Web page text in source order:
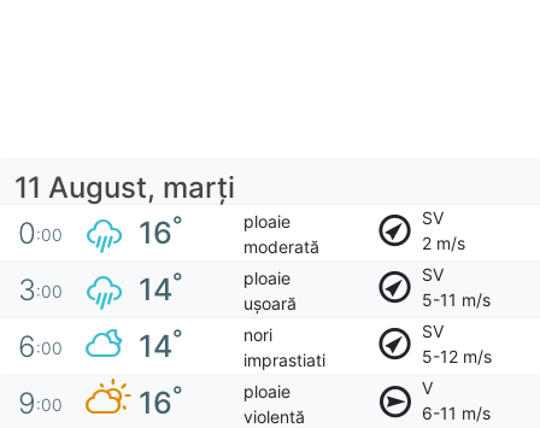
11 August, marţi
0:00 16°
ploaie
moderată
SV
2 m/s
3:00 14°
ploaie
ușoară
SV
5-11 m/s
6:00 14°
nori
imprastiati
SV
5-12 m/s
9:00 16°
ploaie
violentă
V
6-11 m/s